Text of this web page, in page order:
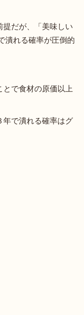
提だが、「美味しい
潰れる確率が圧倒的
で食材の原価以上
年で潰れる確率はグ